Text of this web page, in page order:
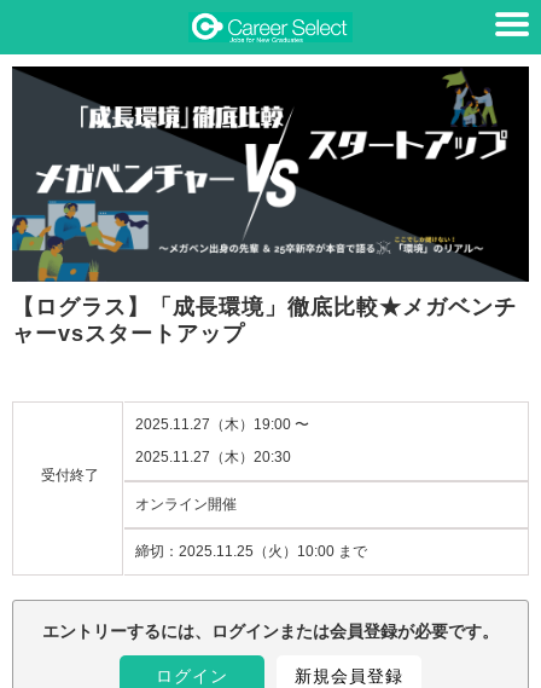
【ログラス】「成長環境」徹底比較★メガベンチ
ャーvsスタートアップ
受付終了
2025.11.27（木）19:00 〜
2025.11.27（木）20:30
オンライン開催
締切： 2025.11.25（火）10:00 まで
注意事項：
エントリーするには、ログインまたは会員登録が必要です。
ログイン 新規会員登録